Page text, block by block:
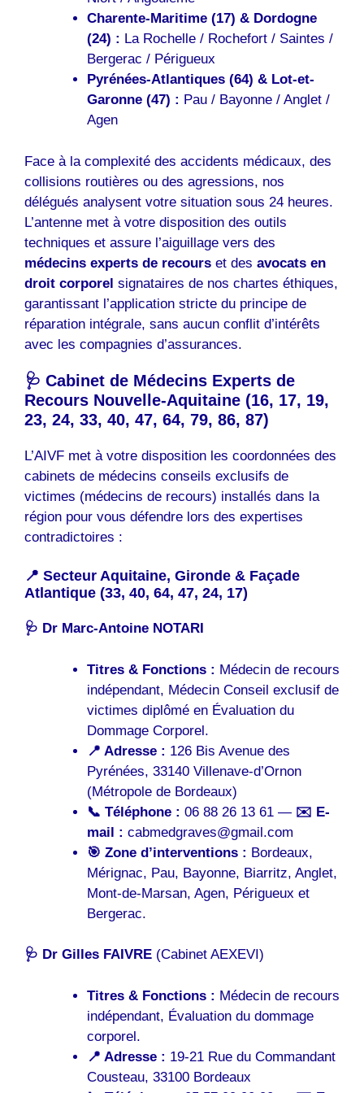
Charente-Maritime (17) & Dordogne
(24) : La Rochelle / Rochefort / Saintes /
Bergerac / Périgueux
Pyrénées-Atlantiques (64) & Lot-et-
Garonne (47) : Pau / Bayonne / Anglet /
Agen
Face à la complexité des accidents médicaux, des
collisions routières ou des agressions, nos
délégués analysent votre situation sous 24 heures.
L’antenne met à votre disposition des outils
techniques et assure l’aiguillage vers des
médecins experts de recours et des avocats en
droit corporel signataires de nos chartes éthiques,
garantissant l’application stricte du principe de
réparation intégrale, sans aucun conflit d’intérêts
avec les compagnies d’assurances.
🩺 Cabinet de Médecins Experts de
Recours Nouvelle-Aquitaine (16, 17, 19,
23, 24, 33, 40, 47, 64, 79, 86, 87)
L’AIVF met à votre disposition les coordonnées des
cabinets de médecins conseils exclusifs de
victimes (médecins de recours) installés dans la
région pour vous défendre lors des expertises
contradictoires :
📍 Secteur Aquitaine, Gironde & Façade
Atlantique (33, 40, 64, 47, 24, 17)
🩺 Dr Marc-Antoine NOTARI
Titres & Fonctions : Médecin de recours
indépendant, Médecin Conseil exclusif de
victimes diplômé en Évaluation du
Dommage Corporel.
📍 Adresse : 126 Bis Avenue des
Pyrénées, 33140 Villenave-d’Ornon
(Métropole de Bordeaux)
📞 Téléphone : 06 88 26 13 61 — ✉️ E-
mail : cabmedgraves@gmail.com
🎯 Zone d’interventions : Bordeaux,
Mérignac, Pau, Bayonne, Biarritz, Anglet,
Mont-de-Marsan, Agen, Périgueux et
Bergerac.
🩺 Dr Gilles FAIVRE (Cabinet AEXEVI)
Titres & Fonctions : Médecin de recours
indépendant, Évaluation du dommage
corporel.
📍 Adresse : 19-21 Rue du Commandant
Cousteau, 33100 Bordeaux